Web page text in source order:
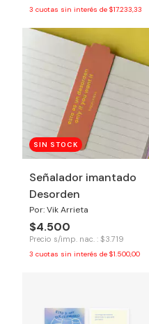
3 cuotas sin interés de $17.233,33
SIN STOCK
Señalador imantado
Desorden
Por: Vik Arrieta
$4.500
Precio s/imp. nac. : $3.719
3 cuotas sin interés de $1.500,00